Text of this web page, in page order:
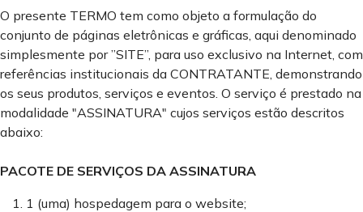
O presente TERMO tem como objeto a formulação do
conjunto de páginas eletrônicas e gráficas, aqui denominado
simplesmente por ”SITE”, para uso exclusivo na Internet, com
referências institucionais da CONTRATANTE, demonstrando
os seus produtos, serviços e eventos. O serviço é prestado na
modalidade "ASSINATURA" cujos serviços estão descritos
abaixo:
PACOTE DE SERVIÇOS DA ASSINATURA
1 (uma) hospedagem para o website;